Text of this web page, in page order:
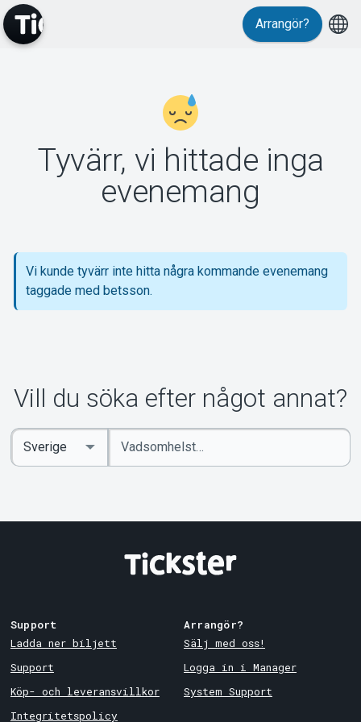
Support
Om Tickster
Arrangör?
Tyvärr, vi hittade inga
evenemang
Vi kunde tyvärr inte hitta några kommande evenemang
taggade med betsson.
Vill du söka efter något annat?
Ange
sökord
Select
Country
Support
Ladda ner biljett
Support
Köp- och leveransvillkor
Integritetspolicy
Arrangör?
Sälj med oss!
Logga in i Manager
System Support